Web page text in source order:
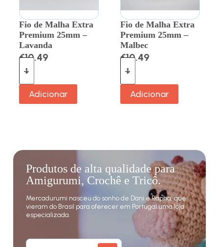
Fio de Malha Extra
Premium 25mm –
Lavanda
€10.49
Adicionar
Fio de Malha Extra
Premium 25mm –
Malbec
€10.49
Adicionar
Produtos de alta qualidade para
Amigurumi, Crochê e Tricô.
Mercadurumi nasceu do sonho de Dani e Rapha, que
vieram do Brasil para oferecer em Portugal uma loja
especializada.